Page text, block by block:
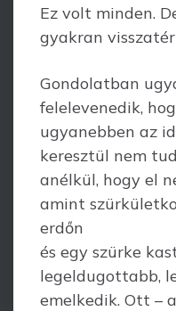
Ez volt minden.
gyakran
Gondolatban
felelevenedik,
ugyanebben az
keresztül nem
anélkül, hogy el
amint
erdőn
és egy szürke
legeldugottabb,
emelkedik. Ott –